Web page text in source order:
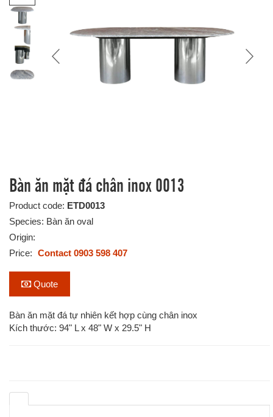
Bàn ăn mặt đá chân inox 0013
Product code: ETD0013
Species: Bàn ăn oval
Origin:
Price: Contact 0903 598 407
Quote
Bàn ăn mặt đá tự nhiên kết hợp cùng chân inox
Kích thước: 94" L x 48" W x 29.5" H